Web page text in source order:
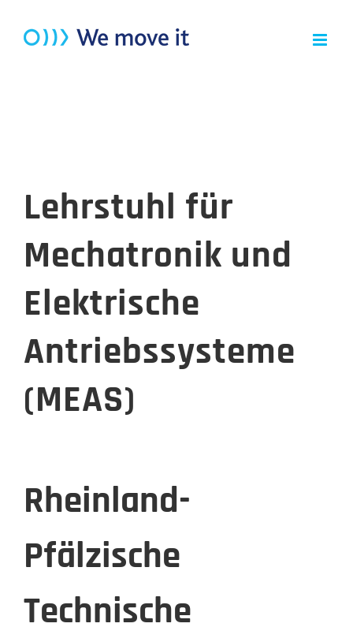
Inhalt
Lehrstuhl für
Mechatronik und
Elektrische
Antriebssysteme
(MEAS)
Rheinland-
Pfälzische
Technische